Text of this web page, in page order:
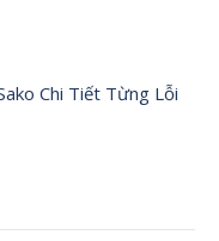
Chi Tiết Từng Lỗi